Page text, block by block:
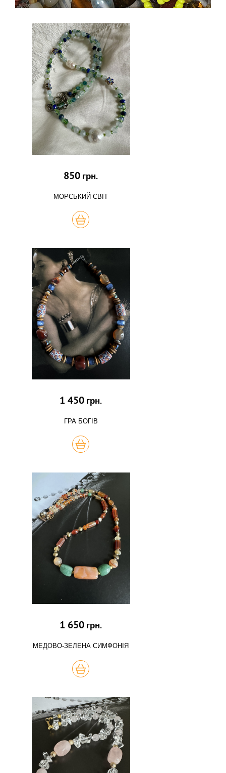
850 грн.
МОРСЬКИЙ СВІТ
КУПИТЬ
1 450 грн.
ГРА БОГІВ
КУПИТЬ
1 650 грн.
МЕДОВО-ЗЕЛЕНА СИМФОНІЯ
КУПИТЬ